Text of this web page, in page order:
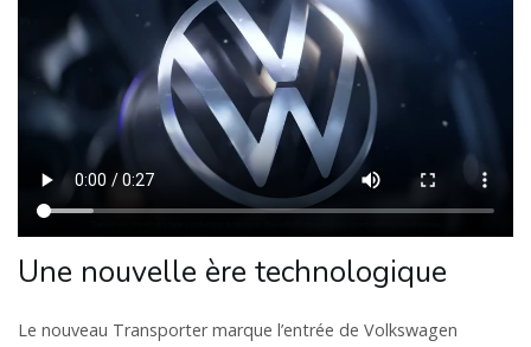
Une nouvelle ère technologique
Le nouveau Transporter marque l’entrée de Volkswagen